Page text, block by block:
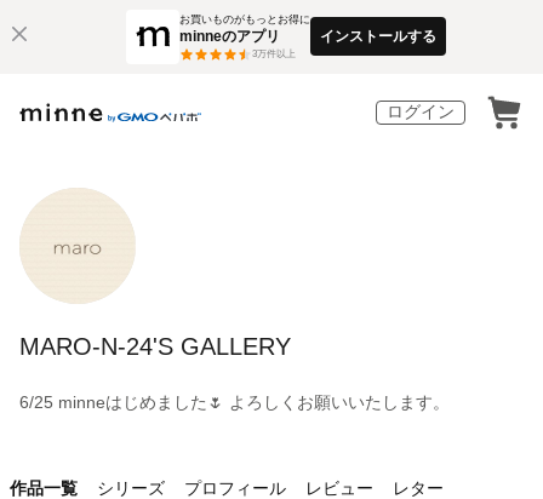
お買いものがもっとお得に
minneのアプリ
3万件以上
インストールする
ログイン
MARO-N-24'S GALLERY
6/25 minneはじめました🌷 よろしくお願いいたします。
作品一覧 シリーズ プロフィール レビュー レター